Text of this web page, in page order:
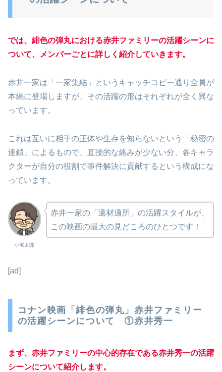
では、緋色の弾丸における赤井ファミリーの活躍シーンに
ついて、メンバーごとに詳しく紹介していきます。
赤井一家は「一家集結」というキャッチコピー通り全員が
本編に登場しますが、その活躍の形はそれぞれが全く異な
っています。
これは互いに相手の正体や生存を知らないという「秘密の
連鎖」によるもので、直接的な絡みが少ない分、各キャラ
クターが自分の役割で事件解決に貢献するという構成にな
っています。
小宅太郎
赤井一家の「適材適所」の活躍スタイルが、
この映画の最大の見どころのひとつです！
[ad]
コナン映画「緋色の弾丸」赤井ファミリー
の活躍シーンについて ①赤井秀一
まず、赤井ファミリーの中心的存在である赤井秀一の活躍
シーンについて紹介します。